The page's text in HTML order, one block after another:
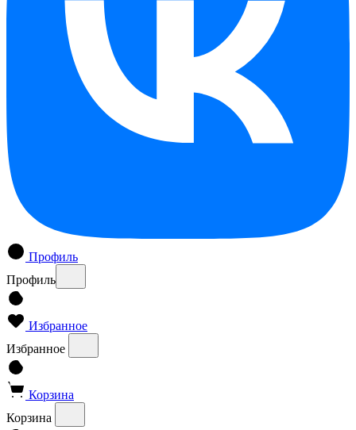
Профиль
Профиль
Избранное
Избранное
Корзина
Корзина